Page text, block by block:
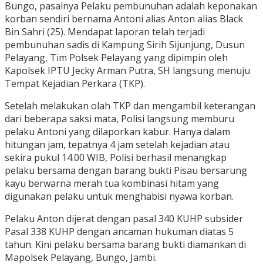
Bungo, pasalnya Pelaku pembunuhan adalah keponakan
korban sendiri bernama Antoni alias Anton alias Black
Bin Sahri (25). Mendapat laporan telah terjadi
pembunuhan sadis di Kampung Sirih Sijunjung, Dusun
Pelayang, Tim Polsek Pelayang yang dipimpin oleh
Kapolsek IPTU Jecky Arman Putra, SH langsung menuju
Tempat Kejadian Perkara (TKP).
Setelah melakukan olah TKP dan mengambil keterangan
dari beberapa saksi mata, Polisi langsung memburu
pelaku Antoni yang dilaporkan kabur. Hanya dalam
hitungan jam, tepatnya 4 jam setelah kejadian atau
sekira pukul 14.00 WIB, Polisi berhasil menangkap
pelaku bersama dengan barang bukti Pisau bersarung
kayu berwarna merah tua kombinasi hitam yang
digunakan pelaku untuk menghabisi nyawa korban.
Pelaku Anton dijerat dengan pasal 340 KUHP subsider
Pasal 338 KUHP dengan ancaman hukuman diatas 5
tahun. Kini pelaku bersama barang bukti diamankan di
Mapolsek Pelayang, Bungo, Jambi.